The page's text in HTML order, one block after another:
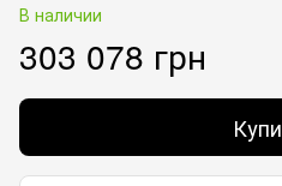
В наличии
303 078 грн